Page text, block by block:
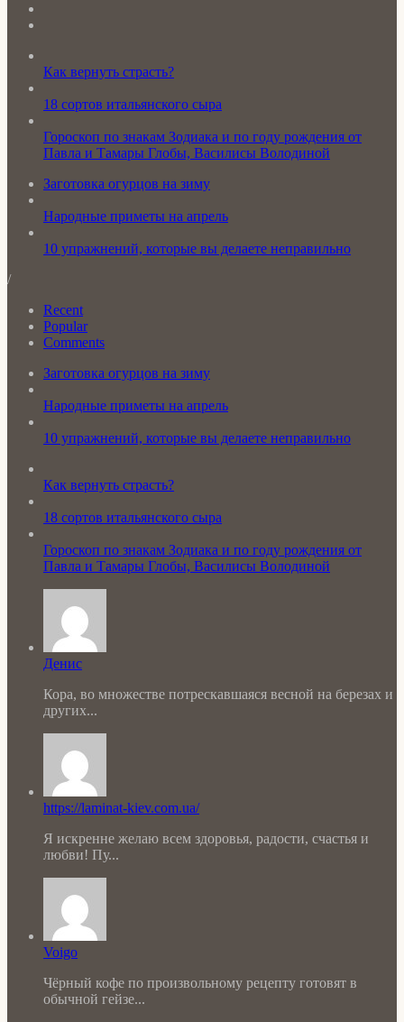
Как вернуть страсть?
18 сортов итальянского сыра
Гороскоп по знакам Зодиака и по году рождения от
Павла и Тамары Глобы, Василисы Володиной
Заготовка огурцов на зиму
Народные приметы на апрель
10 упражнений, которые вы делаете неправильно
/
Recent
Popular
Comments
Заготовка огурцов на зиму
Народные приметы на апрель
10 упражнений, которые вы делаете неправильно
Как вернуть страсть?
18 сортов итальянского сыра
Гороскоп по знакам Зодиака и по году рождения от
Павла и Тамары Глобы, Василисы Володиной
Денис
Кора, во множестве потрескавшаяся весной на березах и
других...
https://laminat-kiev.com.ua/
Я искренне желаю всем здоровья, радости, счастья и
любви! Пу...
Voigo
Чёрный кофе по произвольному рецепту готовят в
обычной гейзе...